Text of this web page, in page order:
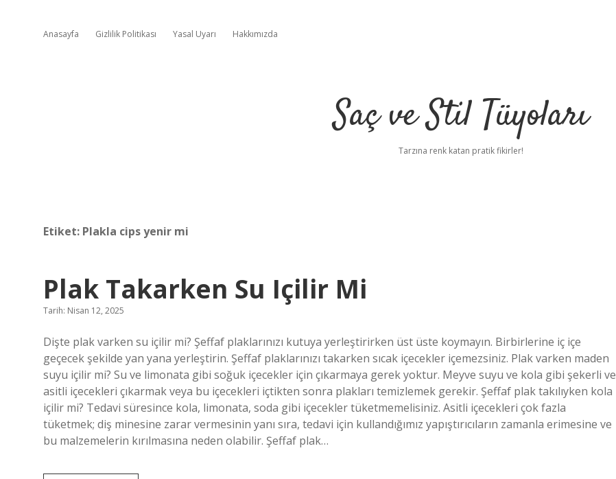
Anasayfa Gizlilik Politikası Yasal Uyarı Hakkımızda
Saç ve Stil Tüyoları
Tarzına renk katan pratik fikirler!
Etiket: Plakla cips yenir mi
Plak Takarken Su Içilir Mi
Tarih: Nisan 12, 2025
Dişte plak varken su içilir mi? Şeffaf plaklarınızı kutuya yerleştirirken üst üste koymayın. Birbirlerine iç içe
geçecek şekilde yan yana yerleştirin. Şeffaf plaklarınızı takarken sıcak içecekler içemezsiniz. Plak varken maden
suyu içilir mi? Su ve limonata gibi soğuk içecekler için çıkarmaya gerek yoktur. Meyve suyu ve kola gibi şekerli ve
asitli içecekleri çıkarmak veya bu içecekleri içtikten sonra plakları temizlemek gerekir. Şeffaf plak takılıyken kola
içilir mi? Tedavi süresince kola, limonata, soda gibi içecekler tüketmemelisiniz. Asitli içecekleri çok fazla
tüketmek; diş minesine zarar vermesinin yanı sıra, tedavi için kullandığımız yapıştırıcıların zamanla erimesine ve
bu malzemelerin kırılmasına neden olabilir. Şeffaf plak…